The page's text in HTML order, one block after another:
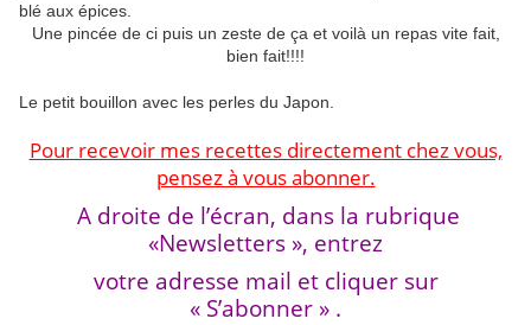
blé aux épices.
Une pincée de ci puis un zeste de ça et voilà un repas vite fait,
bien fait!!!!
Le petit bouillon avec les perles du Japon.
Pour recevoir mes recettes directement chez vous,
pensez à vous abonner.
A droite de l’écran, dans la rubrique
«Newsletters », entrez
votre adresse mail et cliquer sur
« S’abonner » .